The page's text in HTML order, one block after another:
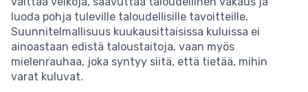
luoda pohja tuleville taloudellisille tavoitteille.
Suunnitelmallisuus kuukausittaisissa kuluissa ei
ainoastaan edistä taloustaitoja, vaan myös
mielenrauhaa, joka syntyy siitä, että tietää, mihin
varat kuluvat.